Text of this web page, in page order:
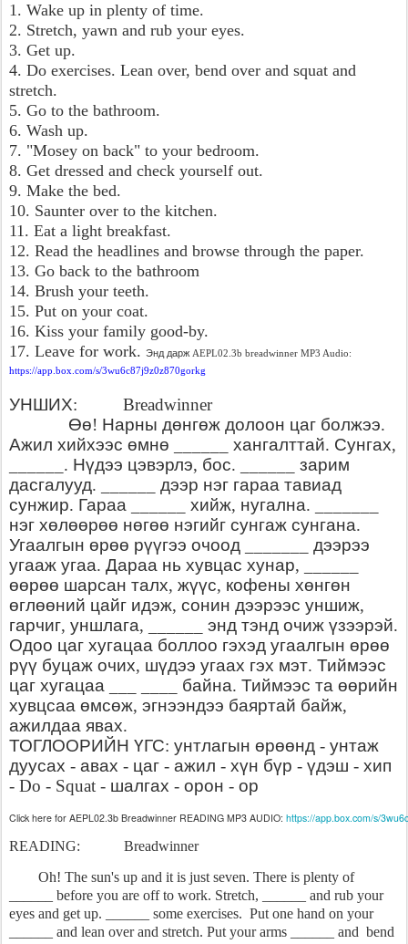
1. Wake up in plenty of time.
2. Stretch, yawn and rub your eyes.
3. Get up.
4. Do exercises. Lean over, bend over and squat and
stretch.
5. Go to the bathroom.
6. Wash up.
7. "Mosey on back" to your bedroom.
8. Get dressed and check yourself out.
9. Make the bed.
10. Saunter over to the kitchen.
11. Eat a light breakfast.
12. Read the headlines and browse through the paper.
13. Go back to the bathroom
14. Brush your teeth.
15. Put on your coat.
16. Kiss your family good-by.
17. Leave for work. Энд дарж AEPL02.3b breadwinner MP3 Audio:
https://app.box.com/s/3wu6c87j9z0z870gorkg
УНШИХ: Breadwinner
Өө! Нарны дөнгөждолоон цаг болжээ.
Ажил хийхээс өмнө хангалттай. Сунгах,
______. Нүдээ цэвэрлэ, бос. ______ зарим
дасгалууд. ______ дээр нэг гараа тавиад
сунжир. Гараа хийж, нугална. _______
нэгхөлөөрөө нөгөө нэгийгсунгажсунгана.
Угаалгын өрөө рүүгээ очоод
дээрээ
угаажугаа. Дараа нь хувцас хунар, ______
өөрөө шарсан талх, жүүс, кофены хөнгөн
өглөөний цайг идэж, сонин дээрээс уншиж,
гарчиг, уншлага, ______ эндтэндочижүзээрэй.
Одоо цагхугацаа боллоо гэхэдугаалгын өрөө
рүү буцажочих, шүдээ угаах гэх мэт. Тиймээс
цагхугацаа байна. Тиймээс та өөрийн
хувцсаа өмсөж, эгнээндээ баяртай байж,
ажилдаа явах.
ТОГЛООРИЙН ҮГС: унтлагын өрөөнд - унтаж
дуусах - авах - цаг - ажил - хүн бүр - үдэш - хип
- Do - Squat - шалгах - орон - ор
Click here for AEPL02.3b Breadwinner READING MP3 AUDIO: https://app.box.com/s/
READING: Breadwinner
Oh! The sun's up and it is just seven. There is plenty of
______ before you are off to work. Stretch, ______ and rub your
eyes and get up. ______ some exercises. Put one hand on your
______ and lean over and stretch. Put your arms ______ and bend